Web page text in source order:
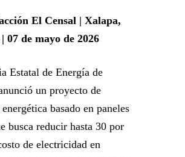
El Censal | Xalapa,
07 de mayo de 2026
Estatal de Energía de
un proyecto de
basado en paneles
busca reducir hasta 30 por
de electricidad en